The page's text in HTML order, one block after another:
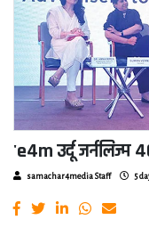
'e4m उर्दू
samachar4media Staff 5